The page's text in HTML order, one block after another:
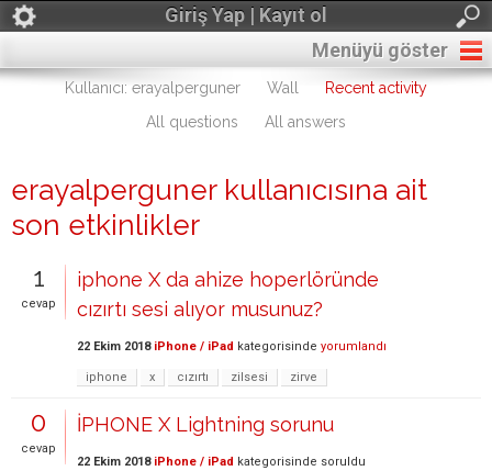
Giriş Yap | Kayıt ol
Menüyü göster
Kullanıcı: erayalperguner Wall
Recent activity
All questions
All answers
erayalperguner kullanıcısına ait
son etkinlikler
1
cevap
iphone X da ahize hoperlöründe
cızırtı sesi alıyor musunuz?
22 Ekim 2018 iPhone / iPad kategorisinde yorumlandı
iphone x cızırtı zilsesi zirve
0
cevap
İPHONE X Lightning sorunu
22 Ekim 2018 iPhone / iPad kategorisinde soruldu